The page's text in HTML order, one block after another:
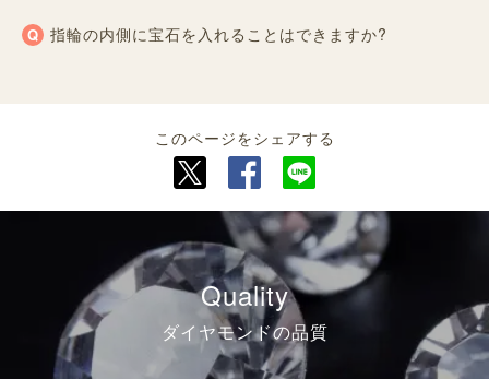
指輪の内側に宝石を入れることはできますか?
このページをシェアする
Quality
ダイヤモンドの品質